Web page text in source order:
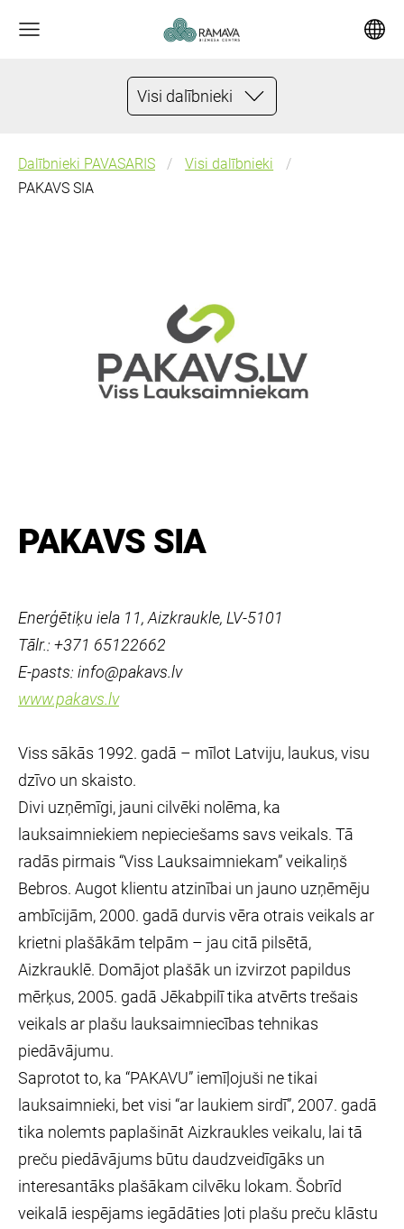
Visi dalībnieki
Dalībnieki PAVASARIS
Visi dalībnieki
PAKAVS SIA
PAKAVS SIA
Enerģētiķu iela 11, Aizkraukle, LV-5101
Tālr.: +371 65122662
E-pasts: info@pakavs.lv
www.pakavs.lv
Viss sākās 1992. gadā – mīlot Latviju, laukus, visu
dzīvo un skaisto.
Divi uzņēmīgi, jauni cilvēki nolēma, ka
lauksaimniekiem nepieciešams savs veikals. Tā
radās pirmais “Viss Lauksaimniekam” veikaliņš
Bebros. Augot klientu atzinībai un jauno uzņēmēju
ambīcijām, 2000. gadā durvis vēra otrais veikals ar
krietni plašākām telpām – jau citā pilsētā,
Aizkrauklē. Domājot plašāk un izvirzot papildus
mērķus, 2005. gadā Jēkabpilī tika atvērts trešais
veikals ar plašu lauksaimniecības tehnikas
piedāvājumu.
Saprotot to, ka “PAKAVU” iemīļojuši ne tikai
lauksaimnieki, bet visi “ar laukiem sirdī”, 2007. gadā
tika nolemts paplašināt Aizkraukles veikalu, lai tā
preču piedāvājums būtu daudzveidīgāks un
interesantāks plašākam cilvēku lokam. Šobrīd
veikalā iespējams iegādāties ļoti plašu preču klāstu